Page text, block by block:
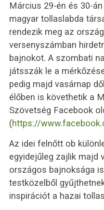
Március 29-én és 30-
magyar tollaslabda
rendezik meg az
versenyszámban
bajnokot. A szombati
játsszák le a
pedig majd vasárnap
élőben is követhetik a
Szövetség Facebook
(https://
Az idei felnőtt ob
egyidejűleg zajlik majd
országos bajnoksága
testközelből
inspirációt a hazai